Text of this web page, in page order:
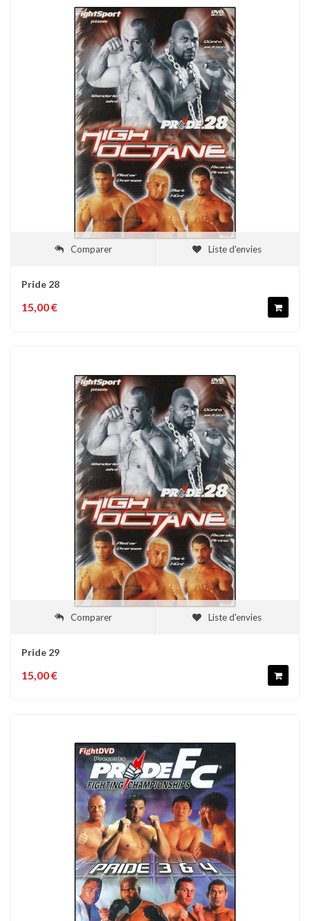
Comparer Liste d'envies
Pride 28
15,00 €
Comparer Liste d'envies
Pride 29
15,00 €